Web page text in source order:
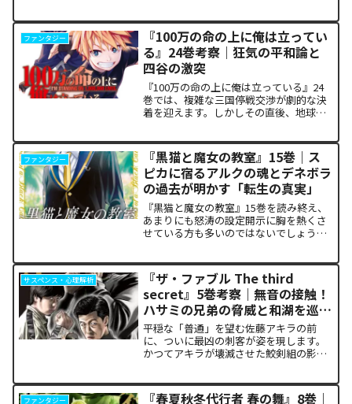
あまりにも重く、今後の世界の行方が気
になっている方も多いはずで...
ファンタジー
『100万の命の上に俺は立ってい
る』24巻考察｜狂気の平和論と
四谷の激突
『100万の命の上に俺は立っている』24
巻では、複雑な三国停戦交渉が劇的な決
着を迎えます。しかしその直後、地球を
ち塞がります。彼が主張する「狂気の平
和論」と四谷友助たち...
ファンタジー
『黒猫と魔女の教室』15巻｜ス
ピカに宿るアルクの魂とデネボラ
の過去が明かす「転生の真実」
『黒猫と魔女の教室』15巻を読み終え、
あまりにも怒涛の設定開示に胸を熱くさ
せている方も多いのではないでしょう
ドの裏側で、本作最大のミステリーであ
った「アルクの正体」と...
サスペンス・心理解析
『ザ・ファブル The third
secret』5巻考察｜無音の接触！
ハサミの兄弟の脅威と和湖を巡る
因縁の真相
平穏な「普通」を望む佐藤アキラの前
に、ついに最凶の刺客が姿を現します。
かつてアキラが壊滅させた鮫剣組の影に
静寂が、一瞬にして極限の戦場へと変貌
ファンタジー
『春夏秋冬代行者 春の舞』8巻｜